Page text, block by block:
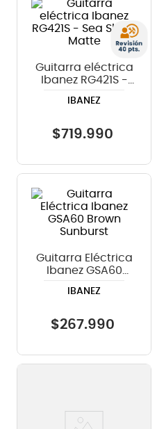
Guitarra eléctrica
Ibanez RG421S -
IBANEZ
$719.990
Guitarra Eléctrica
Ibanez GSA60
IBANEZ
$267.990
bateria
micrófono
violin